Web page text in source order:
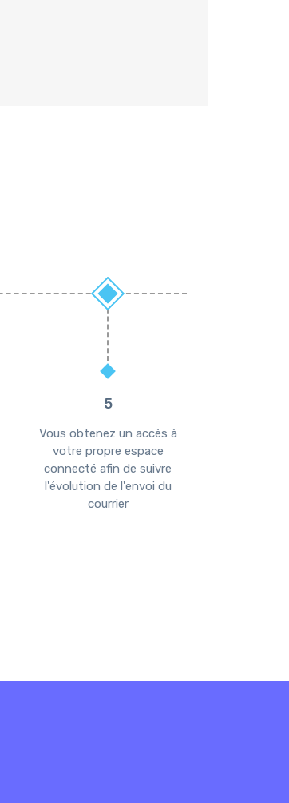
5
Vous obtenez un accès à
votre propre espace
connecté afin de suivre
l'évolution de l'envoi du
courrier